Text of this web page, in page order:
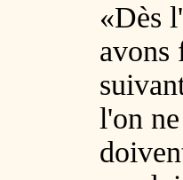
«Dès
avons
l'on